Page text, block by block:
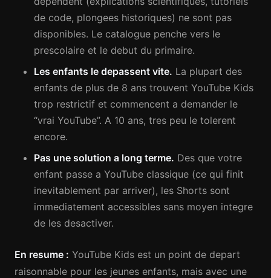
de code, plongees historiques) ne sont pas
disponibles. Le catalogue penche vers le
prescolaire et le debut du primaire.
Les enfants le depassent vite. La plupart des
enfants de plus de 8 ans trouvent YouTube Kids
trop restrictif et commencent a demander le
“vrai YouTube”. A 10 ans, tres peu le tolerent
encore.
Pas une solution a long terme. Des que votre
enfant passe a YouTube classique (ce qui finit
inevitablement par arriver), les Shorts sont
immediatement accessibles sans moyen integre
de les desactiver.
En resume : YouTube Kids est un point de depart
raisonnable pour les jeunes enfants, mais avec une